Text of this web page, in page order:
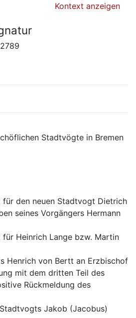
Kontext anzeigen
Stadtvögte in Bremen
für den neuen Stadtvogt Dietrich
seines Vorgängers Hermann
Heinrich Lange bzw. Martin
Henrich von Bertt an Erzbischof
mit dem dritten Teil des
Rückmeldung des
Jakob (Jacobus)